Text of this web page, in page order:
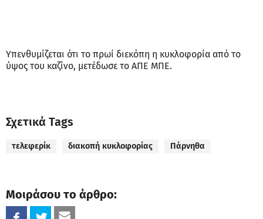
Υπενθυμίζεται ότι το πρωί διεκόπη η κυκλοφορία από το
ύψος του καζίνο, μετέδωσε το ΑΠΕ ΜΠΕ.
Σχετικά Tags
τελεφερίκ διακοπή κυκλοφορίας Πάρνηθα
Μοιράσου το άρθρο: